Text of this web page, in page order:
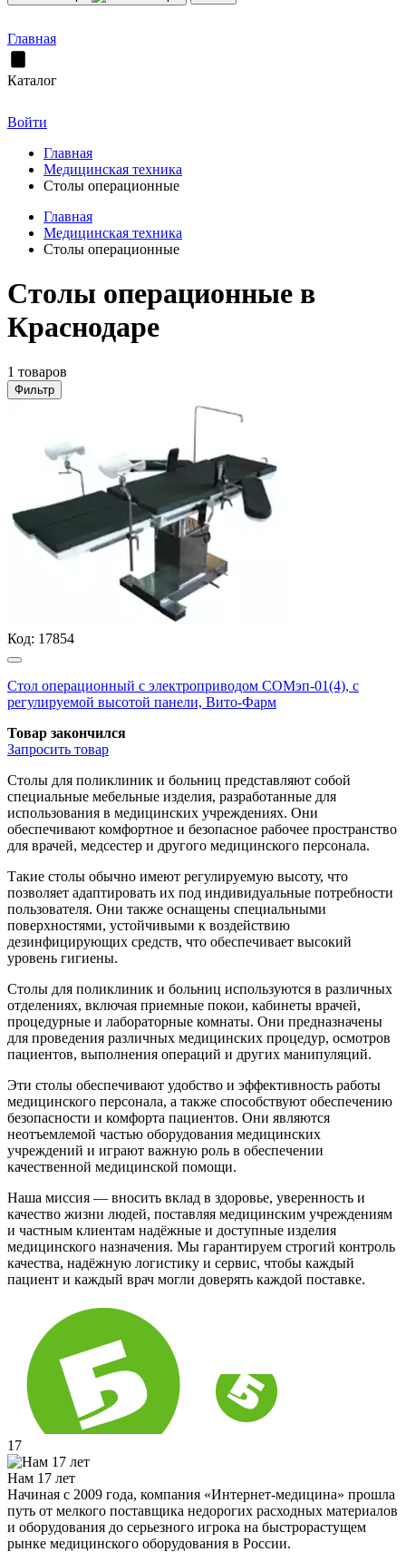
Главная
Каталог
Войти
Главная
Медицинская техника
Столы операционные
Главная
Медицинская техника
Столы операционные
Столы операционные в
Краснодаре
1 товаров
Фильтр
Код: 17854
Стол операционный с электроприводом СОМэп-01(4), с
регулируемой высотой панели, Вито-Фарм
Товар закончился
Запросить товар
Столы для поликлиник и больниц представляют собой
специальные мебельные изделия, разработанные для
использования в медицинских учреждениях. Они
обеспечивают комфортное и безопасное рабочее пространство
для врачей, медсестер и другого медицинского персонала.
Такие столы обычно имеют регулируемую высоту, что
позволяет адаптировать их под индивидуальные потребности
пользователя. Они также оснащены специальными
поверхностями, устойчивыми к воздействию
дезинфицирующих средств, что обеспечивает высокий
уровень гигиены.
Столы для поликлиник и больниц используются в различных
отделениях, включая приемные покои, кабинеты врачей,
процедурные и лабораторные комнаты. Они предназначены
для проведения различных медицинских процедур, осмотров
пациентов, выполнения операций и других манипуляций.
Эти столы обеспечивают удобство и эффективность работы
медицинского персонала, а также способствуют обеспечению
безопасности и комфорта пациентов. Они являются
неотъемлемой частью оборудования медицинских
учреждений и играют важную роль в обеспечении
качественной медицинской помощи.
Наша миссия — вносить вклад в здоровье, уверенность и
качество жизни людей, поставляя медицинским учреждениям
и частным клиентам надёжные и доступные изделия
медицинского назначения. Мы гарантируем строгий контроль
качества, надёжную логистику и сервис, чтобы каждый
пациент и каждый врач могли доверять каждой поставке.
17
Нам 17 лет
Начиная с 2009 года, компания «Интернет-медицина» прошла
путь от мелкого поставщика недорогих расходных материалов
и оборудования до серьезного игрока на быстрорастущем
рынке медицинского оборудования в России.